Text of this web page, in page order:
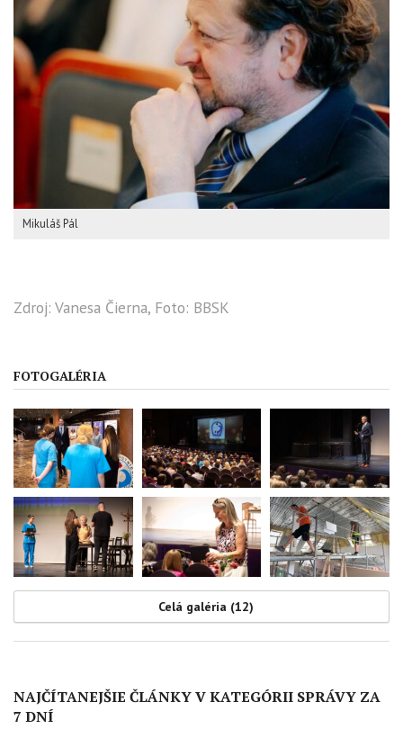
Mikuláš Pál
Zdroj: Vanesa Čierna, Foto: BBSK
FOTOGALÉRIA
Celá galéria (12)
NAJČÍTANEJŠIE ČLÁNKY V KATEGÓRII SPRÁVY ZA
7 DNÍ